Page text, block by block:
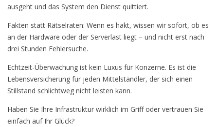
ausgeht und das System den Dienst quittiert.
Fakten statt Rätselraten: Wenn es hakt, wissen wir sofort, ob es
an der Hardware oder der Serverlast liegt – und nicht erst nach
drei Stunden Fehlersuche.
Echtzeit-Überwachung ist kein Luxus für Konzerne. Es ist die
Lebensversicherung für jeden Mittelständler, der sich einen
Stillstand schlichtweg nicht leisten kann.
Haben Sie Ihre Infrastruktur wirklich im Griff oder vertrauen Sie
einfach auf Ihr Glück?